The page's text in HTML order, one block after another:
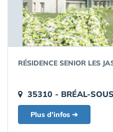
RÉSIDENCE SENIOR LES
35310 - BRÉAL-
Plus d'infos ➔